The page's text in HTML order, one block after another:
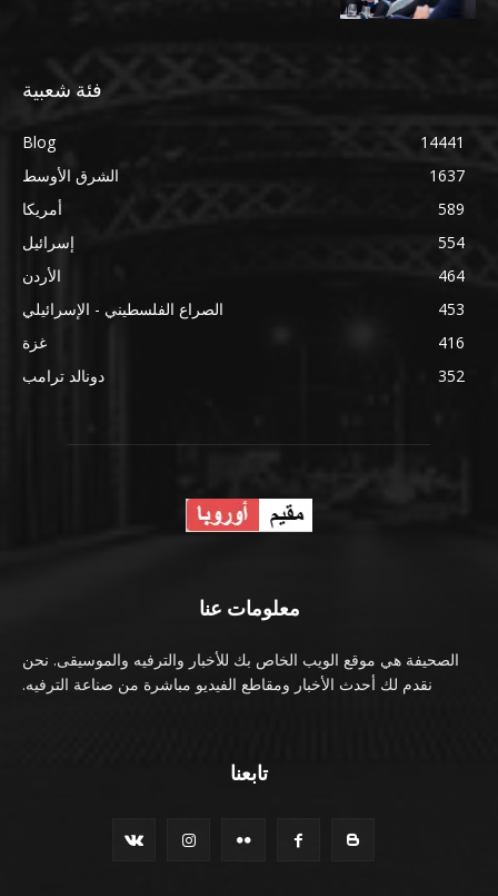
فئة شعبية
Blog
14441
الشرق الأوسط
1637
أمريكا
589
إسرائيل
554
الأردن
464
الصراع الفلسطيني - الإسرائيلي
453
غزة
416
دونالد ترامب
352
معلومات عنا
الصحيفة هي موقع الويب الخاص بك للأخبار والترفيه والموسيقى. نحن
نقدم لك أحدث الأخبار ومقاطع الفيديو مباشرة من صناعة الترفيه.
تابعنا